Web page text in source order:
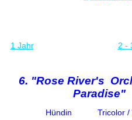
1 Jahr 2 -
6. "Rose River's
Paradise"
Hündin Tricolor /